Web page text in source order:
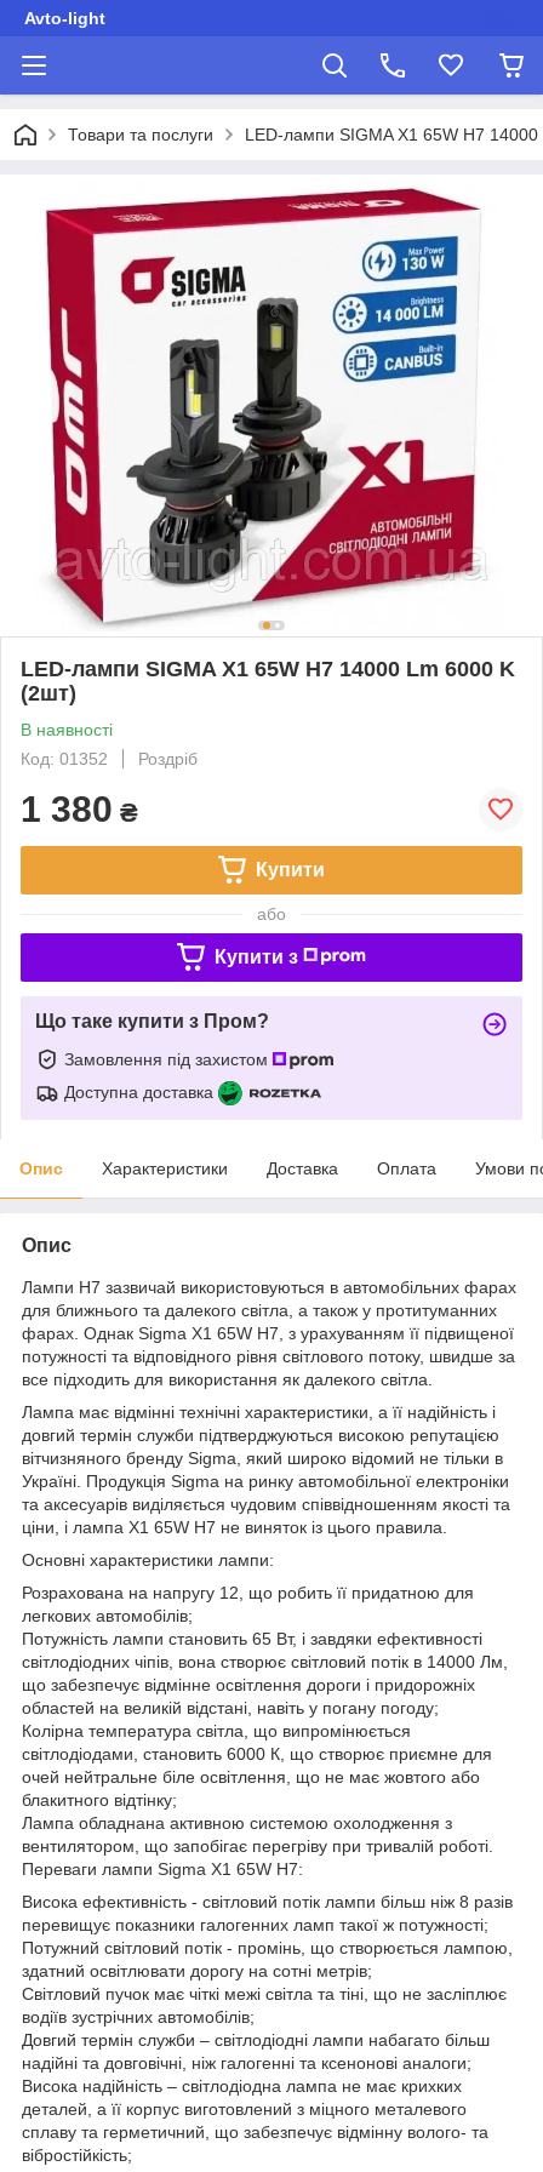
Avto-light
Товари та послуги LED-лампи SIGMA X1 65W H7
LED-лампи SIGMA X1 65W H7 14000 Lm 6000 K
(2шт)
В наявності
Код: 01352
Роздріб
1 380 ₴
Купити
або
Купити з
Що таке купити з Пром?
Замовлення під захистом
Доступна доставка
Опис Характеристики Доставка Оплата Умови
Опис
Лампи H7 зазвичай використовуються в автомобільних фарах
для ближнього та далекого світла, а також у протитуманних
фарах. Однак Sigma X1 65W H7, з урахуванням її підвищеної
потужності та відповідного рівня світлового потоку, швидше за
все підходить для використання як далекого світла.
Лампа має відмінні технічні характеристики, а її надійність і
довгий термін служби підтверджуються високою репутацією
вітчизняного бренду Sigma, який широко відомий не тільки в
Україні. Продукція Sigma на ринку автомобільної електроніки
та аксесуарів виділяється чудовим співвідношенням якості та
ціни, і лампа X1 65W H7 не виняток із цього правила.
Основні характеристики лампи:
Розрахована на напругу 12, що робить її придатною для
легкових автомобілів;
Потужність лампи становить 65 Вт, і завдяки ефективності
світлодіодних чіпів, вона створює світловий потік в 14000 Лм,
що забезпечує відмінне освітлення дороги і придорожніх
областей на великій відстані, навіть у погану погоду;
Колірна температура світла, що випромінюється
світлодіодами, становить 6000 К, що створює приємне для
очей нейтральне біле освітлення, що не має жовтого або
блакитного відтінку;
Лампа обладнана активною системою охолодження з
вентилятором, що запобігає перегріву при тривалій роботі.
Переваги лампи Sigma X1 65W H7:
Висока ефективність - світловий потік лампи більш ніж 8 разів
перевищує показники галогенних ламп такої ж потужності;
Потужний світловий потік - промінь, що створюється лампою,
здатний освітлювати дорогу на сотні метрів;
Світловий пучок має чіткі межі світла та тіні, що не засліплює
водіїв зустрічних автомобілів;
Довгий термін служби – світлодіодні лампи набагато більш
надійні та довговічні, ніж галогенні та ксенонові аналоги;
Висока надійність – світлодіодна лампа не має крихких
деталей, а її корпус виготовлений з міцного металевого
сплаву та герметичний, що забезпечує відмінну волого- та
вібростійкість;